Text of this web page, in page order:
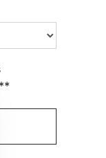
le